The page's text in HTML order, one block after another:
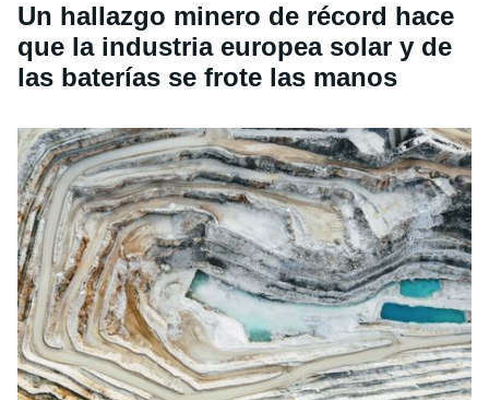
Un hallazgo minero de récord hace
que la industria europea solar y de
las baterías se frote las manos